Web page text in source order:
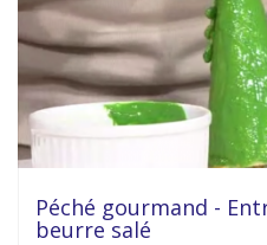
Péché gourmand -
beurre salé